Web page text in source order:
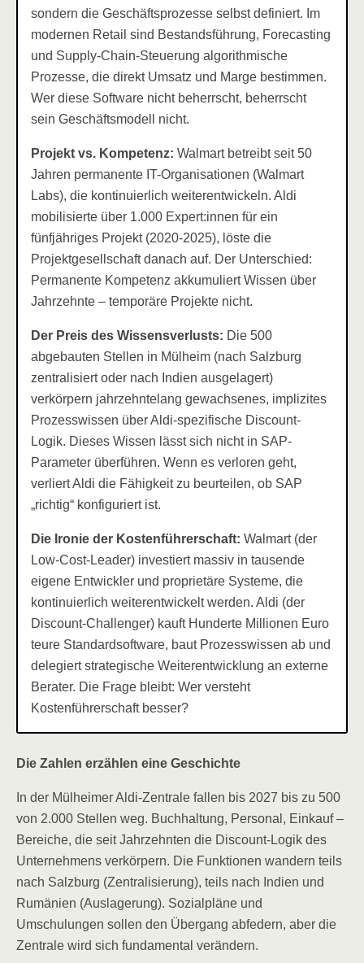
sondern die Geschäftsprozesse selbst definiert. Im
modernen Retail sind Bestandsführung, Forecasting
und Supply-Chain-Steuerung algorithmische
Prozesse, die direkt Umsatz und Marge bestimmen.
Wer diese Software nicht beherrscht, beherrscht
sein Geschäftsmodell nicht.
Projekt vs. Kompetenz: Walmart betreibt seit 50
Jahren permanente IT-Organisationen (Walmart
Labs), die kontinuierlich weiterentwickeln. Aldi
mobilisierte über 1.000 Expert:innen für ein
fünfjähriges Projekt (2020-2025), löste die
Projektgesellschaft danach auf. Der Unterschied:
Permanente Kompetenz akkumuliert Wissen über
Jahrzehnte – temporäre Projekte nicht.
Der Preis des Wissensverlusts: Die 500
abgebauten Stellen in Mülheim (nach Salzburg
zentralisiert oder nach Indien ausgelagert)
verkörpern jahrzehntelang gewachsenes, implizites
Prozesswissen über Aldi-spezifische Discount-
Logik. Dieses Wissen lässt sich nicht in SAP-
Parameter überführen. Wenn es verloren geht,
verliert Aldi die Fähigkeit zu beurteilen, ob SAP
„richtig“ konfiguriert ist.
Die Ironie der Kostenführerschaft: Walmart (der
Low-Cost-Leader) investiert massiv in tausende
eigene Entwickler und proprietäre Systeme, die
kontinuierlich weiterentwickelt werden. Aldi (der
Discount-Challenger) kauft Hunderte Millionen Euro
teure Standardsoftware, baut Prozesswissen ab und
delegiert strategische Weiterentwicklung an externe
Berater. Die Frage bleibt: Wer versteht
Kostenführerschaft besser?
Die Zahlen erzählen eine Geschichte
In der Mülheimer Aldi-Zentrale fallen bis 2027 bis zu 500
von 2.000 Stellen weg. Buchhaltung, Personal, Einkauf –
Bereiche, die seit Jahrzehnten die Discount-Logik des
Unternehmens verkörpern. Die Funktionen wandern teils
nach Salzburg (Zentralisierung), teils nach Indien und
Rumänien (Auslagerung). Sozialpläne und
Umschulungen sollen den Übergang abfedern, aber die
Zentrale wird sich fundamental verändern.